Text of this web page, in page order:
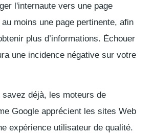
l'internaute vers une page
moins une page pertinente, afin
plus d’informations. Échouer
une incidence négative sur votre
savez déjà, les moteurs de
Google apprécient les sites Web
expérience utilisateur de qualité.